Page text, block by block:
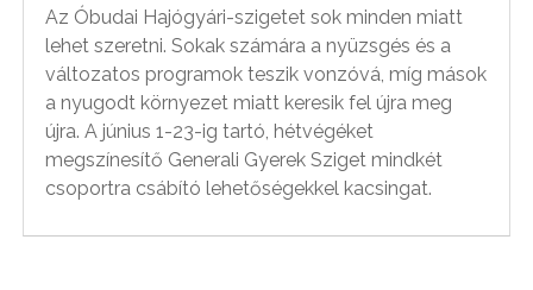
Az Óbudai Hajógyári-szigetet sok minden miatt
lehet szeretni. Sokak számára a nyüzsgés és a
változatos programok teszik vonzóvá, míg mások
a nyugodt környezet miatt keresik fel újra meg
újra. A június 1-23-ig tartó, hétvégéket
megszínesítő Generali Gyerek Sziget mindkét
csoportra csábító lehetőségekkel kacsingat.